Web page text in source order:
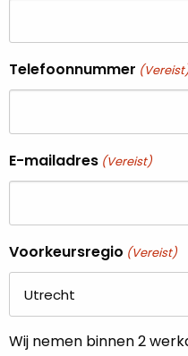
Telefoonnummer
E-mailadres (Vereist)
Voorkeursregio (Vereist)
Wij nemen binnen 2